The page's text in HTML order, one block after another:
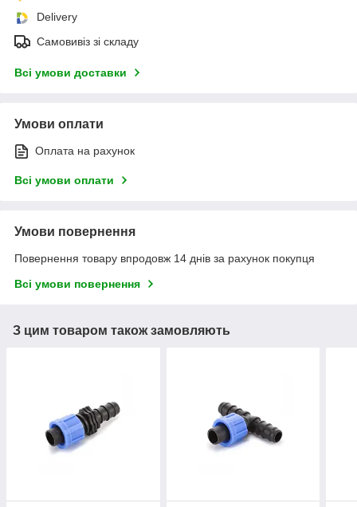
Delivery
Самовивіз зі складу
Всі умови доставки
Умови оплати
Оплата на рахунок
Всі умови оплати
Умови повернення
Повернення товару впродовж 14 днів за рахунок покупця
Всі умови повернення
З цим товаром також замовляють